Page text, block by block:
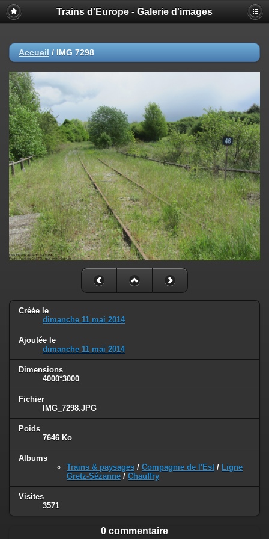
Trains d'Europe - Galerie d'images
Accueil / IMG 7298
Créée le
dimanche 11 mai 2014
Ajoutée le
dimanche 11 mai 2014
Dimensions
4000*3000
Fichier
IMG_7298.JPG
Poids
7646 Ko
Albums
Trains & paysages / Compagnie de l'Est / Ligne
Gretz-Sézanne / Chauffry
Visites
3571
0 commentaire